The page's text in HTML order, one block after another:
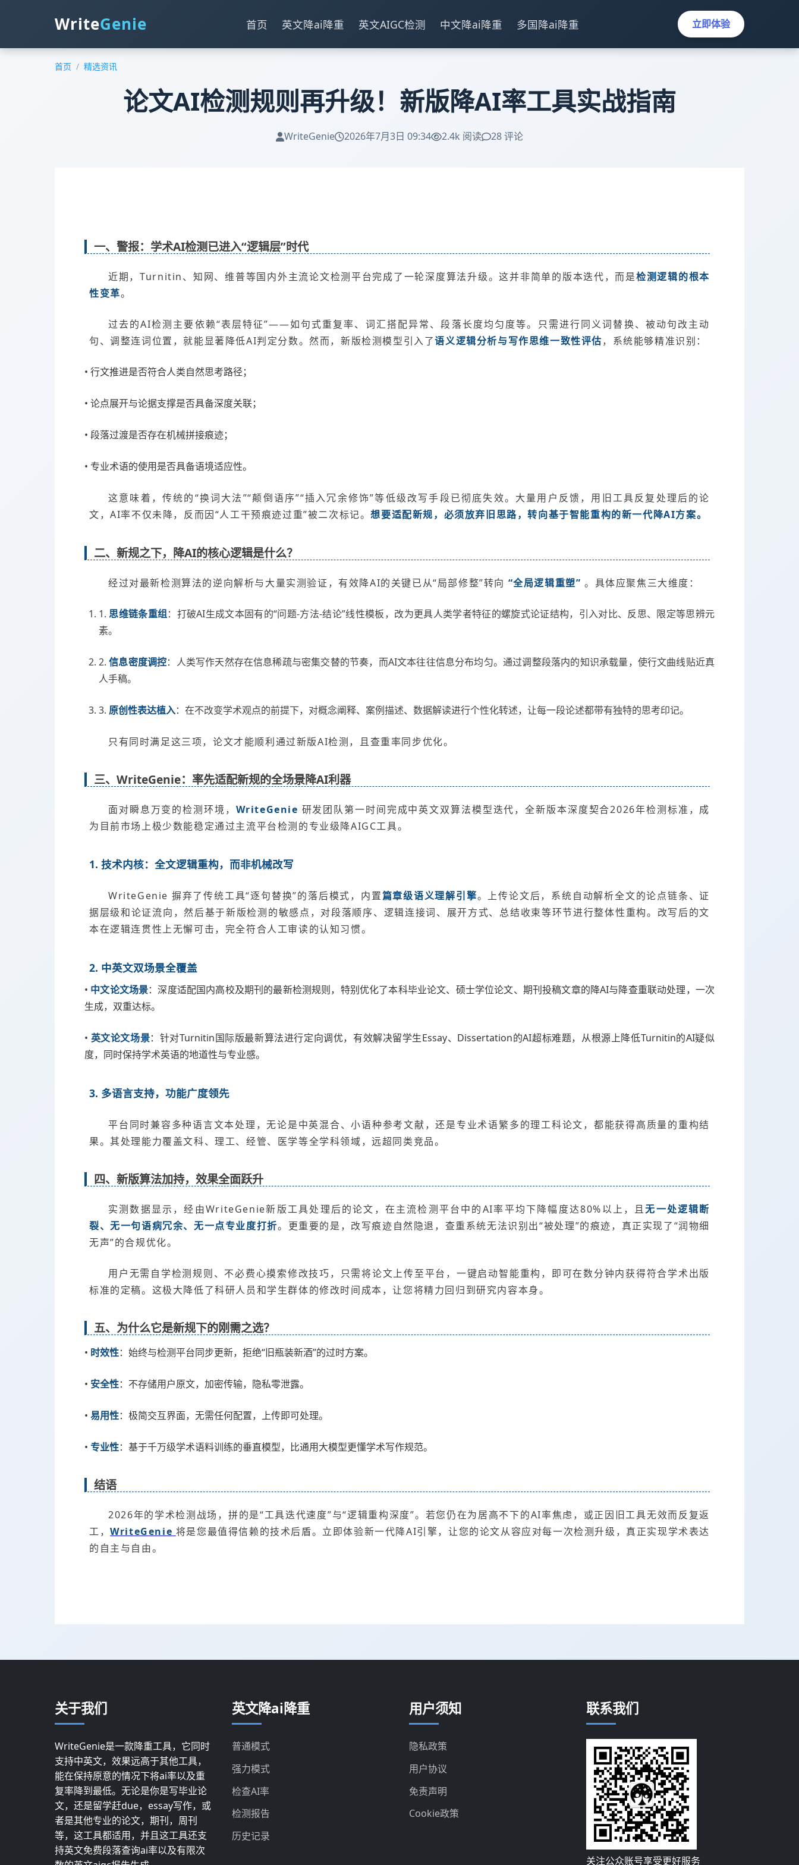
WriteGenie 首页 英文降ai降重 英文AIGC检测 中文降ai降重 多国降ai降重 立即体验
首页 / 精选资讯
论文AI检测规则再升级！新版降AI率工具实战指南
WriteGenie 2026年7月3日 09:34 2.4k 阅读 28 评论
一、警报：学术AI检测已进入“逻辑层”时代
近期，Turnitin、知网、维普等国内外主流论文检测平台完成了一轮深度算法升级。这并非简单的版本迭代，而是检测逻辑的根本
性变革。
过去的AI检测主要依赖“表层特征”——如句式重复率、词汇搭配异常、段落长度均匀度等。只需进行同义词替换、被动句改主动
句、调整连词位置，就能显著降低AI判定分数。然而，新版检测模型引入了语义逻辑分析与写作思维一致性评估，系统能够精准识别：
• 行文推进是否符合人类自然思考路径；
• 论点展开与论据支撑是否具备深度关联；
• 段落过渡是否存在机械拼接痕迹；
• 专业术语的使用是否具备语境适应性。
这意味着，传统的“换词大法”“颠倒语序”“插入冗余修饰”等低级改写手段已彻底失效。大量用户反馈，用旧工具反复处理后的论
文，AI率不仅未降，反而因“人工干预痕迹过重”被二次标记。想要适配新规，必须放弃旧思路，转向基于智能重构的新一代降AI方案。
二、新规之下，降AI的核心逻辑是什么？
经过对最新检测算法的逆向解析与大量实测验证，有效降AI的关键已从“局部修整”转向 “全局逻辑重塑” 。具体应聚焦三大维度：
1.思维链条重组：打破AI生成文本固有的“问题-方法-结论”线性模板，改为更具人类学者特征的螺旋式论证结构，引入对比、反思、限定等思辨元
素。
2.信息密度调控：人类写作天然存在信息稀疏与密集交替的节奏，而AI文本往往信息分布均匀。通过调整段落内的知识承载量，使行文曲线贴近真
人手稿。
3. 原创性表达植入：在不改变学术观点的前提下，对概念阐释、案例描述、数据解读进行个性化转述，让每一段论述都带有独特的思考印记。
只有同时满足这三项，论文才能顺利通过新版AI检测，且查重率同步优化。
三、WriteGenie：率先适配新规的全场景降AI利器
面对瞬息万变的检测环境， WriteGenie 研发团队第一时间完成中英文双算法模型迭代，全新版本深度契合2026年检测标准，成
为目前市场上极少数能稳定通过主流平台检测的专业级降AIGC工具。
1. 技术内核：全文逻辑重构，而非机械改写
WriteGenie 摒弃了传统工具“逐句替换”的落后模式，内置篇章级语义理解引擎。上传论文后，系统自动解析全文的论点链条、证
据层级和论证流向，然后基于新版检测的敏感点，对段落顺序、逻辑连接词、展开方式、总结收束等环节进行整体性重构。改写后的文
本在逻辑连贯性上无懈可击，完全符合人工审读的认知习惯。
2. 中英文双场景全覆盖
• 中文论文场景：深度适配国内高校及期刊的最新检测规则，特别优化了本科毕业论文、硕士学位论文、期刊投稿文章的降AI与降查重联动处理，一次
生成，双重达标。
• 英文论文场景：针对Turnitin国际版最新算法进行定向调优，有效解决留学生Essay、Dissertation的AI超标难题，从根源上降低Turnitin的AI疑似
度，同时保持学术英语的地道性与专业感。
3. 多语言支持，功能广度领先
平台同时兼容多种语言文本处理，无论是中英混合、小语种参考文献，还是专业术语繁多的理工科论文，都能获得高质量的重构结
果。其处理能力覆盖文科、理工、经管、医学等全学科领域，远超同类竞品。
四、新版算法加持，效果全面跃升
实测数据显示，经由WriteGenie新版工具处理后的论文，在主流检测平台中的AI率平均下降幅度达80%以上，且无一处逻辑断
裂、无一句语病冗余、无一点专业度打折。更重要的是，改写痕迹自然隐退，查重系统无法识别出“被处理”的痕迹，真正实现了“润物细
无声”的合规优化。
用户无需自学检测规则、不必费心摸索修改技巧，只需将论文上传至平台，一键启动智能重构，即可在数分钟内获得符合学术出版
标准的定稿。这极大降低了科研人员和学生群体的修改时间成本，让您将精力回归到研究内容本身。
五、为什么它是新规下的刚需之选？
• 时效性：始终与检测平台同步更新，拒绝“旧瓶装新酒”的过时方案。
• 安全性：不存储用户原文，加密传输，隐私零泄露。
• 易用性：极简交互界面，无需任何配置，上传即可处理。
• 专业性：基于千万级学术语料训练的垂直模型，比通用大模型更懂学术写作规范。
结语
2026年的学术检测战场，拼的是“工具迭代速度”与“逻辑重构深度”。若您仍在为居高不下的AI率焦虑，或正因旧工具无效而反复返
工，WriteGenie 将是您最值得信赖的技术后盾。立即体验新一代降AI引擎，让您的论文从容应对每一次检测升级，真正实现学术表达
的自主与自由。
关于我们
WriteGenie是一款降重工具，它同时
支持中英文，效果远高于其他工具，
能在保持原意的情况下将ai率以及重
复率降到最低。无论是你是写毕业论
文，还是留学赶due，essay写作，或
者是其他专业的论文，期刊，周刊
等，这工具都适用，并且这工具还支
持英文免费段落查询ai率以及有限次
英文降ai降重
普通模式
强力模式
检查AI率
检测报告
历史记录
用户须知
隐私政策
用户协议
免责声明
Cookie政策
联系我们
关注公众账号享受更好服务